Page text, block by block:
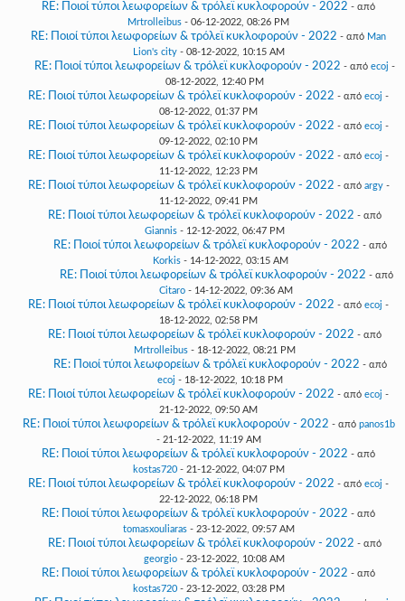
RE: Ποιοί τύποι λεωφορείων & τρόλεϊ κυκλοφορούν - 2022 - από
Mrtrolleibus - 06-12-2022, 08:26 PM
RE: Ποιοί τύποι λεωφορείων & τρόλεϊ κυκλοφορούν - 2022 - από Man
Lion's city- 08-12-2022, 10:15 AM
RE: Ποιοί τύποι λεωφορείων & τρόλεϊ κυκλοφορούν - 2022 - από ecoj -
08-12-2022, 12:40 PM
RE: Ποιοί τύποι λεωφορείων & τρόλεϊ κυκλοφορούν - 2022 - από ecoj -
08-12-2022, 01:37 PM
RE: Ποιοί τύποι λεωφορείων & τρόλεϊ κυκλοφορούν - 2022 - από ecoj -
09-12-2022, 02:10 PM
RE: Ποιοί τύποι λεωφορείων & τρόλεϊ κυκλοφορούν - 2022 - από ecoj -
11-12-2022, 12:23 PM
RE: Ποιοί τύποι λεωφορείων & τρόλεϊ κυκλοφορούν - 2022 - από argy-
11-12-2022, 09:41 PM
RE: Ποιοί τύποι λεωφορείων & τρόλεϊ κυκλοφορούν - 2022 - από
Giannis- 12-12-2022, 06:47 PM
RE: Ποιοί τύποι λεωφορείων & τρόλεϊ κυκλοφορούν - 2022 - από
Korkis- 14-12-2022, 03:15 AM
RE: Ποιοί τύποι λεωφορείων & τρόλεϊ κυκλοφορούν - 2022 - από
Citaro - 14-12-2022, 09:36 AM
RE: Ποιοί τύποι λεωφορείων & τρόλεϊ κυκλοφορούν - 2022 - από ecoj -
18-12-2022, 02:58 PM
RE: Ποιοί τύποι λεωφορείων & τρόλεϊ κυκλοφορούν - 2022 - από
Mrtrolleibus- 18-12-2022, 08:21 PM
RE: Ποιοί τύποι λεωφορείων & τρόλεϊ κυκλοφορούν - 2022 - από
ecoj - 18-12-2022, 10:18 PM
RE: Ποιοί τύποι λεωφορείων & τρόλεϊ κυκλοφορούν - 2022 - από ecoj -
21-12-2022, 09:50 AM
RE: Ποιοί τύποι λεωφορείων & τρόλεϊ κυκλοφορούν - 2022 - από panos1b
- 21-12-2022, 11:19 AM
RE: Ποιοί τύποι λεωφορείων & τρόλεϊ κυκλοφορούν - 2022 - από
kostas720- 21-12-2022, 04:07 PM
RE: Ποιοί τύποι λεωφορείων & τρόλεϊ κυκλοφορούν - 2022 - από ecoj -
22-12-2022, 06:18 PM
RE: Ποιοί τύποι λεωφορείων & τρόλεϊ κυκλοφορούν - 2022 - από
tomasxouliaras- 23-12-2022, 09:57 AM
RE: Ποιοί τύποι λεωφορείων & τρόλεϊ κυκλοφορούν - 2022 - από
georgio - 23-12-2022, 10:08 AM
RE: Ποιοί τύποι λεωφορείων & τρόλεϊ κυκλοφορούν - 2022 - από
kostas720- 23-12-2022, 03:28 PM